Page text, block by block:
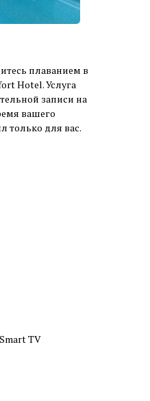
плаванием в
Hotel. Услуга
записи на
вашего
только для вас.
TV